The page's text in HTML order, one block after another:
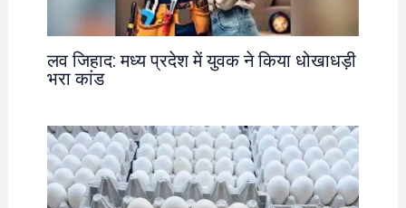
लव जिहाद: मध्य प्रदेश में युवक ने किया धोखाधड़ी
भरा कांड